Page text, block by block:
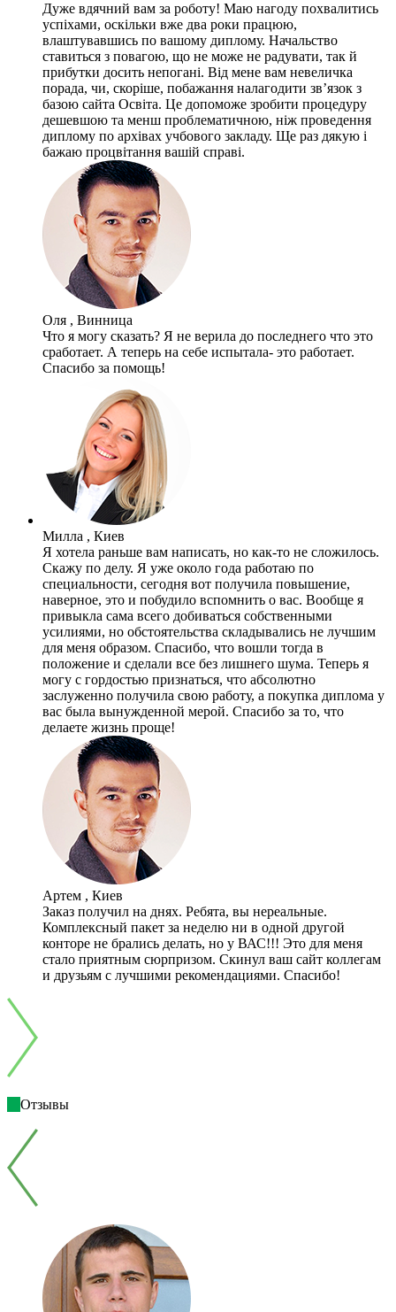
Дуже вдячний вам за роботу! Маю нагоду похвалитись
успіхами, оскільки вже два роки працюю,
влаштувавшись по вашому диплому. Начальство
ставиться з повагою, що не може не радувати, так й
прибутки досить непогані. Від мене вам невеличка
порада, чи, скоріше, побажання налагодити зв’язок з
базою сайта Освіта. Це допоможе зробити процедуру
дешевшою та менш проблематичною, ніж проведення
диплому по архівах учбового закладу. Ще раз дякую і
бажаю процвітання вашій справі.
Оля , Винница
Что я могу сказать? Я не верила до последнего что это
сработает. А теперь на себе испытала- это работает.
Спасибо за помощь!
Милла , Киев
Я хотела раньше вам написать, но как-то не сложилось.
Скажу по делу. Я уже около года работаю по
специальности, сегодня вот получила повышение,
наверное, это и побудило вспомнить о вас. Вообще я
привыкла сама всего добиваться собственными
усилиями, но обстоятельства складывались не лучшим
для меня образом. Спасибо, что вошли тогда в
положение и сделали все без лишнего шума. Теперь я
могу с гордостью признаться, что абсолютно
заслуженно получила свою работу, а покупка диплома у
вас была вынужденной мерой. Спасибо за то, что
делаете жизнь проще!
Артем , Киев
Заказ получил на днях. Ребята, вы нереальные.
Комплексный пакет за неделю ни в одной другой
конторе не брались делать, но у ВАС!!! Это для меня
стало приятным сюрпризом. Скинул ваш сайт коллегам
и друзьям с лучшими рекомендациями. Спасибо!
Отзывы